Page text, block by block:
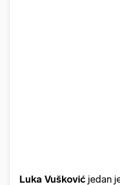
Luka Vušković jedan